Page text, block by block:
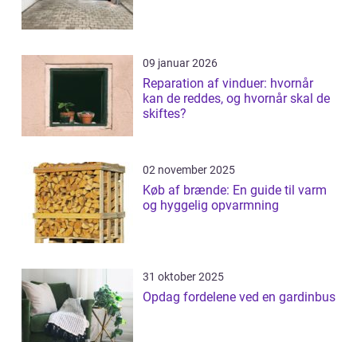
09 januar 2026
Reparation af vinduer: hvornår
kan de reddes, og hvornår skal de
skiftes?
02 november 2025
Køb af brænde: En guide til varm
og hyggelig opvarmning
31 oktober 2025
Opdag fordelene ved en gardinbus